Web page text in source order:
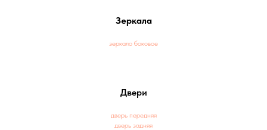
Зеркала
зеркало боковое
Двери
дверь передняя
дверь задняя